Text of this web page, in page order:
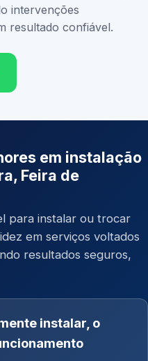
intervenções
resultado confiável.
em instalação
Feira de
para instalar ou trocar
em serviços voltados
resultados seguros,
instalar, o